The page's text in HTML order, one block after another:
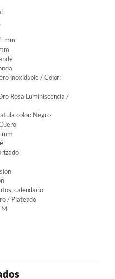
mm
inoxidable / Color:
Rosa Luminiscencia /
color: Negro
mm
calendario
/ Plateado
M